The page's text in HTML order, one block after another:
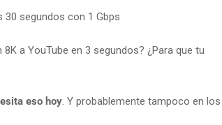
30 segundos con 1 Gbps
a YouTube en 3 segundos? ¿Para que tu
eso hoy. Y probablemente tampoco en los